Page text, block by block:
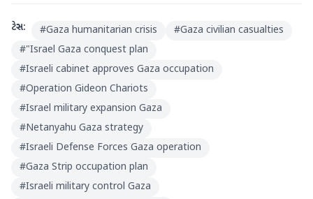
ટેગ્સ: #Gaza humanitarian crisis #Gaza civilian casualties
#"Israel Gaza conquest plan
#Israeli cabinet approves Gaza occupation
#Operation Gideon Chariots
#Israel military expansion Gaza
#Netanyahu Gaza strategy
#Israeli Defense Forces Gaza operation
#Gaza Strip occupation plan
#Israeli military control Gaza